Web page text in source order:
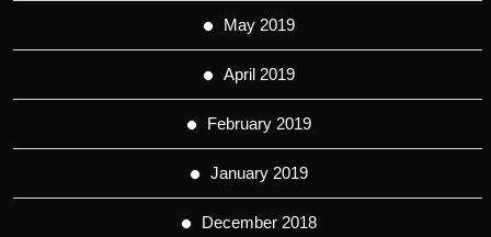
May 2019
April 2019
February 2019
January 2019
December 2018